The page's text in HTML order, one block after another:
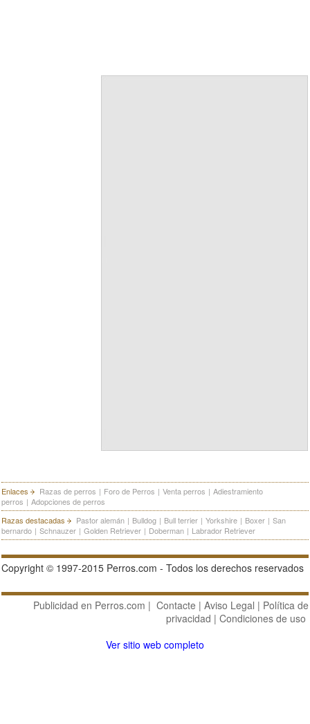
Enlaces Razas de perros | Foro de Perros | Venta perros | Adiestramiento
perros | Adopciones de perros
Razas destacadas
Pastor alemán | Bulldog | Bull terrier | Yorkshire | Boxer | San
bernardo | Schnauzer | Golden Retriever | Doberman | Labrador Retriever
Copyright © 1997-2015 Perros.com - Todos los derechos reservados
Publicidad en Perros.com | Contacte | Aviso Legal | Política de
privacidad | Condiciones de uso
Ver sitio web completo